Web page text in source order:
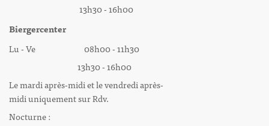
13h30 - 16h00
Biergercenter
Lu - Ve 08h00 - 11h30
13h30 - 16h00
Le mardi après-midi et le vendredi après-
midi uniquement sur Rdv.
Nocturne :